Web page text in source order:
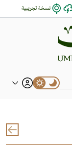
نسخة تجريبية